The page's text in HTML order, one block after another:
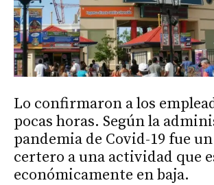
Lo confirmaron a los
pocas horas. Según la
pandemia de Covid-19 fue
certero a una actividad que
económicamente en baja.